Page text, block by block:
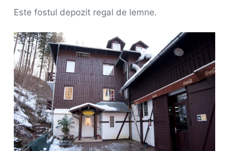
Este fostul depozit regal de lemne.